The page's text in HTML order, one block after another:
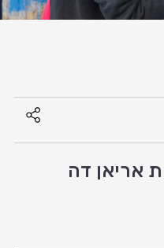
אריאן דה